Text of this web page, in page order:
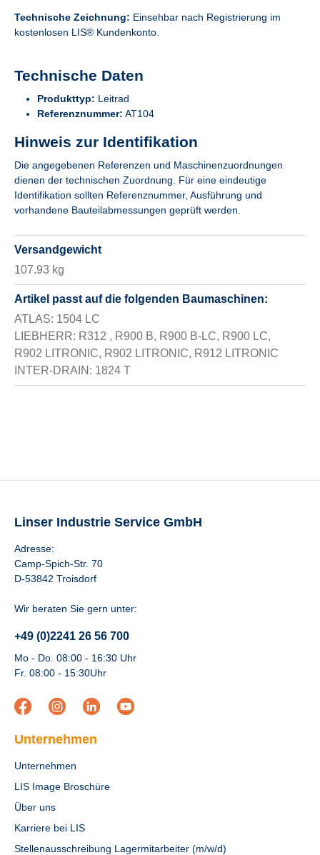
Technische Zeichnung: Einsehbar nach Registrierung im
kostenlosen LIS® Kundenkonto.
Technische Daten
Produkttyp: Leitrad
Referenznummer: AT104
Hinweis zur Identifikation
Die angegebenen Referenzen und Maschinenzuordnungen
dienen der technischen Zuordnung. Für eine eindeutige
Identifikation sollten Referenznummer, Ausführung und
vorhandene Bauteilabmessungen geprüft werden.
Versandgewicht
107.93 kg
Artikel passt auf die folgenden Baumaschinen:
ATLAS: 1504 LC
LIEBHERR: R312 , R900 B, R900 B-LC, R900 LC,
R902 LITRONIC, R902 LITRONIC, R912 LITRONIC
INTER-DRAIN: 1824 T
Linser Industrie Service GmbH
Adresse:
Camp-Spich-Str. 70
D-53842 Troisdorf
Wir beraten Sie gern unter:
+49 (0)2241 26 56 700
Mo - Do. 08:00 - 16:30 Uhr
Fr. 08:00 - 15:30Uhr
Unternehmen
Unternehmen
LIS Image Broschüre
Über uns
Karriere bei LIS
Stellenausschreibung Lagermitarbeiter (m/w/d)